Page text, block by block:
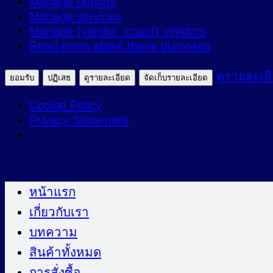
ตลาด
Manage services
Manage {vendor_count} vendors
Read more about these purposes
ยอมรับ ปฏิเสธ ดูรายละเอียด จัดเก็บรายละเอียด ดูรายละเ
Cookie Policy
Privacy Statement
ไป
หน้าแรก
เกี่ยวกับเรา
บทความ
สินค้าทั้งหมด